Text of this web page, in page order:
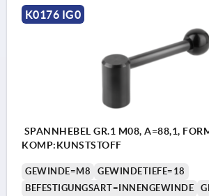
K0176 IG0
SPANNHEBEL GR.1 M08, A=88,1,
KOMP:KUNSTSTOFF
GEWINDE=M8
GEWINDETIEFE=18
BEFESTIGUNGSART=INNENGEWINDE